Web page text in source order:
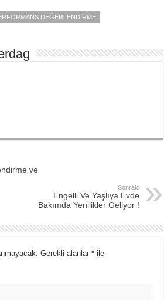
DEĞERLENDIRME
ve
Sonraki
Engelli Ve Yaşlıya Evde
Bakımda Yenilikler Geliyor !
Gerekli alanlar* ile